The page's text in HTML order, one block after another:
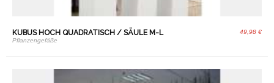
49,98 €
KUBUS HOCH QUADRATISCH / SÄULE M-L
Pflanzengefäße